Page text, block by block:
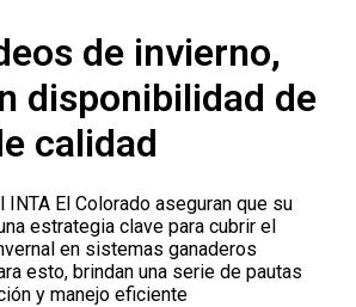
de invierno,
disponibilidad de
calidad
El Colorado aseguran que su
estrategia clave para cubrir el
en sistemas ganaderos
esto, brindan una serie de pautas
y manejo eficiente